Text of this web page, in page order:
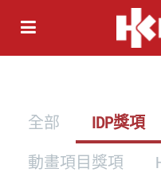
全部 IDP獎項
動畫項目獎項